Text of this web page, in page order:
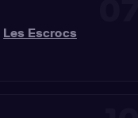
Les Escrocs